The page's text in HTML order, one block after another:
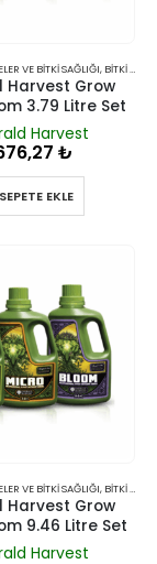
VE BITKI SAĞLIĞI, BITKI BESINLERI VE TAKVIYELERI
Harvest Grow
3.79 Litre Set
Harvest
₺
SEPETE EKLE
VE BITKI SAĞLIĞI, BITKI BESINLERI VE TAKVIYELERI
Harvest Grow
9.46 Litre Set
Harvest